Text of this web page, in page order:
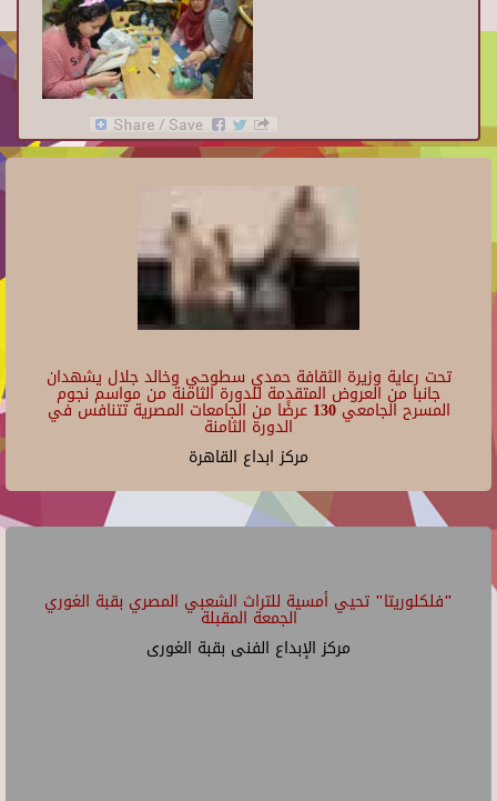
تحت رعاية وزيرة الثقافة حمدي سطوحي وخالد جلال يشهدان
جانبا من العروض المتقدمة للدورة الثامنة من مواسم نجوم
المسرح الجامعي 130 عرضًا من الجامعات المصرية تتنافس في
الدورة الثامنة
مركز ابداع القاهرة
"فلكلوريتا" تحيي أمسية للتراث الشعبي المصري بقبة الغوري
الجمعة المقبلة
مركز الإبداع الفنى بقبة الغورى